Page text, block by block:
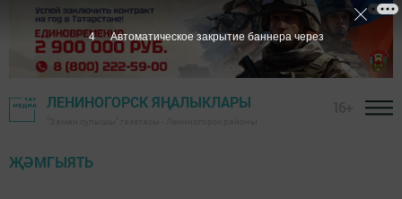
ЛЕНИНОГОРСК ЯҢАЛЫКЛАРЫ
ҖӘМГЫЯТЬ
1 Автоматическое закрытие баннера через